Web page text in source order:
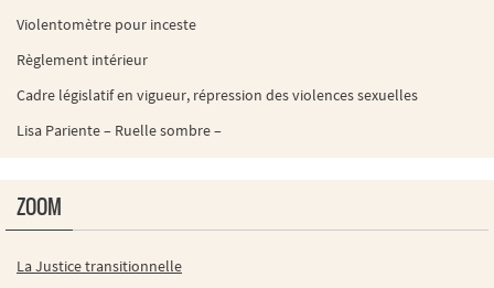
Violentomètre pour inceste
Règlement intérieur
Cadre législatif en vigueur, répression des violences sexuelles
Lisa Pariente – Ruelle sombre –
ZOOM
La Justice transitionnelle